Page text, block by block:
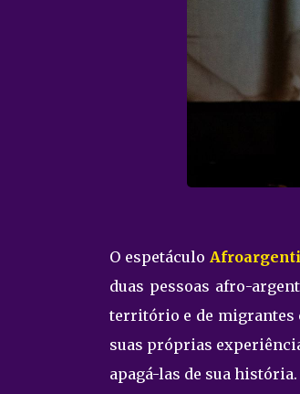
O espetáculo
duas pessoas afro-
território e de migrantes
suas próprias
apagá-las de sua história.